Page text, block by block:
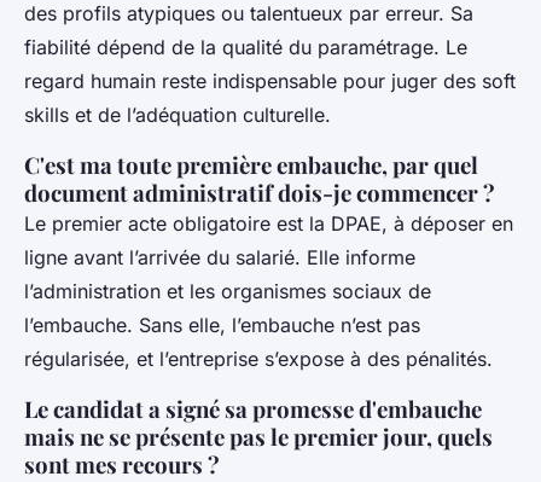
des profils atypiques ou talentueux par erreur. Sa
fiabilité dépend de la qualité du paramétrage. Le
regard humain reste indispensable pour juger des soft
skills et de l’adéquation culturelle.
C'est ma toute première embauche, par quel
document administratif dois-je commencer ?
Le premier acte obligatoire est la DPAE, à déposer en
ligne avant l’arrivée du salarié. Elle informe
l’administration et les organismes sociaux de
l’embauche. Sans elle, l’embauche n’est pas
régularisée, et l’entreprise s’expose à des pénalités.
Le candidat a signé sa promesse d'embauche
mais ne se présente pas le premier jour, quels
sont mes recours ?